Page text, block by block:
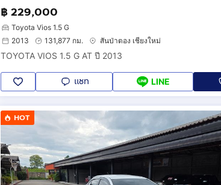
฿ 229,000
Toyota Vios 1.5 G
2013
131,877 กม. สันป่าตอง เชียงใหม่
TOYOTA VIOS 1.5 G AT ปี 2013
แชท LINE
HOT